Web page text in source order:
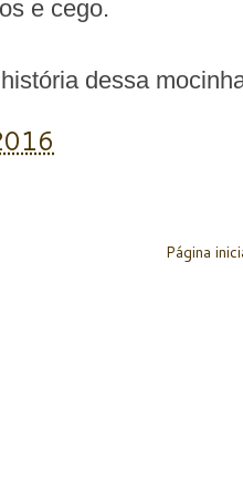
e cego.
dessa
Página